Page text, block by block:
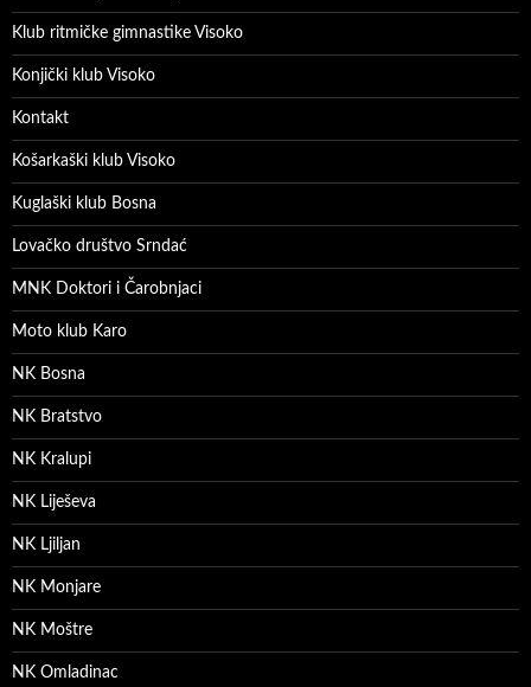
Klub ritmičke gimnastike Visoko
Konjički klub Visoko
Kontakt
Košarkaški klub Visoko
Kuglaški klub Bosna
Lovačko društvo Srndać
MNK Doktori i Čarobnjaci
Moto klub Karo
NK Bosna
NK Bratstvo
NK Kralupi
NK Liješeva
NK Ljiljan
NK Monjare
NK Moštre
NK Omladinac